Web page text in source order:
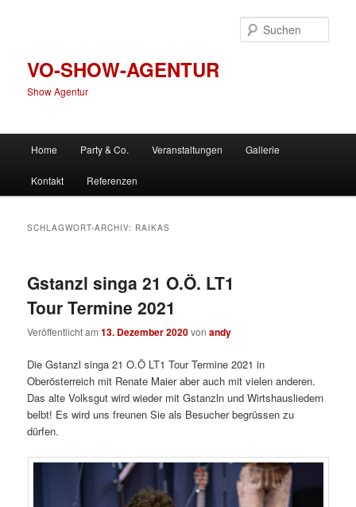
VO-SHOW-AGENTUR
Show Agentur
Home Party & Co. Veranstaltungen Gallerie
Kontakt Referenzen
SCHLAGWORT-ARCHIV: RAIKAS
Gstanzl singa 21 O.Ö. LT1
Tour Termine 2021
Veröffentlicht am13. Dezember 2020vonandy
Die Gstanzl singa 21 O.Ö LT1 Tour Termine 2021 in
Oberösterreich mit Renate Maier aber auch mit vielen anderen.
Das alte Volksgut wird wieder mit Gstanzln und Wirtshausliedern
belbt! Es wird uns freunen Sie als Besucher begrüssen zu
dürfen.